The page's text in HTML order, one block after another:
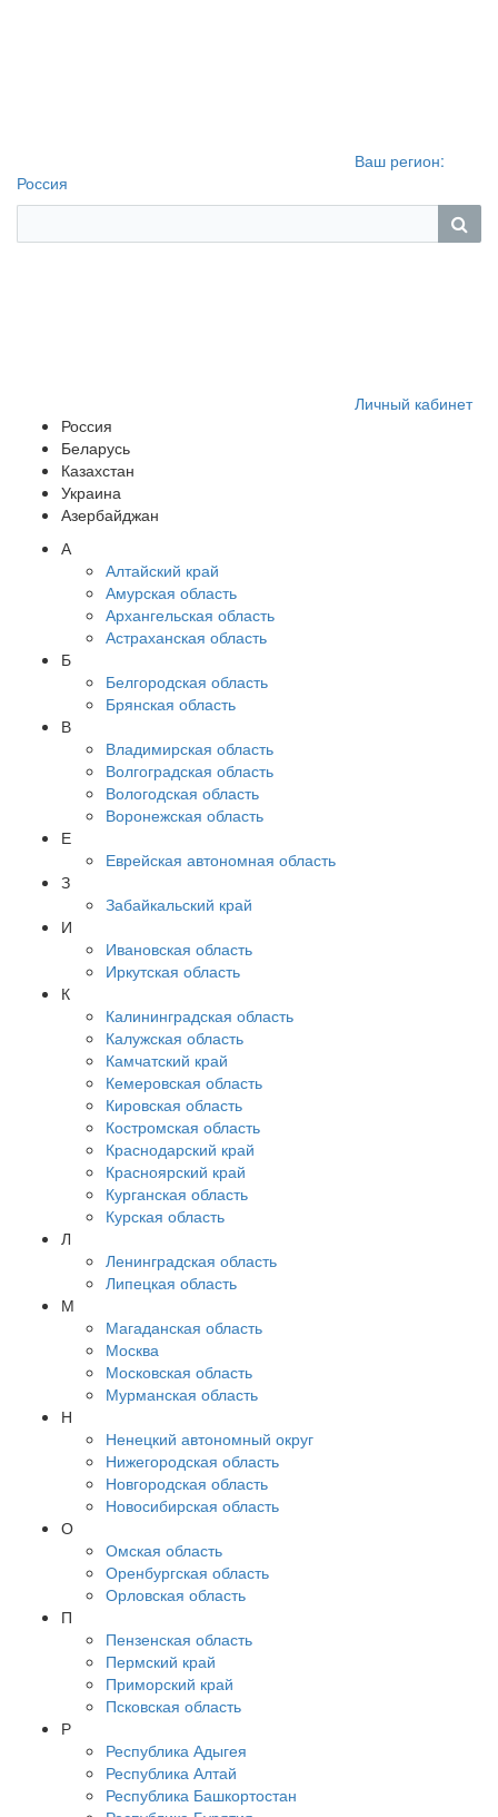
Ваш регион:
Россия
Личный кабинет
Россия
Беларусь
Казахстан
Украина
Азербайджан
А
Алтайский край
Амурская область
Архангельская область
Астраханская область
Б
Белгородская область
Брянская область
В
Владимирская область
Волгоградская область
Вологодская область
Воронежская область
Е
Еврейская автономная область
З
Забайкальский край
И
Ивановская область
Иркутская область
К
Калининградская область
Калужская область
Камчатский край
Кемеровская область
Кировская область
Костромская область
Краснодарский край
Красноярский край
Курганская область
Курская область
Л
Ленинградская область
Липецкая область
М
Магаданская область
Москва
Московская область
Мурманская область
Н
Ненецкий автономный округ
Нижегородская область
Новгородская область
Новосибирская область
О
Омская область
Оренбургская область
Орловская область
П
Пензенская область
Пермский край
Приморский край
Псковская область
Р
Республика Адыгея
Республика Алтай
Республика Башкортостан